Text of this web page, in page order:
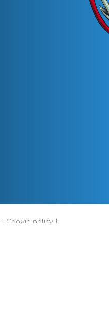
| Cookie policy |